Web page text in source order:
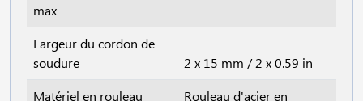
max
Largeur du cordon de
soudure
2 x 15 mm / 2 x 0.59 in
Matériel en rouleau
Rouleau d'acier en